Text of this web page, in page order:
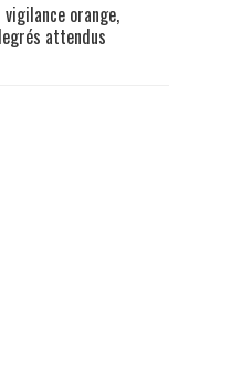
vigilance orange,
attendus